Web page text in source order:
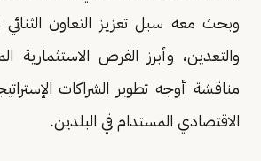
وبحث معه سبل تعزيز التعاون
والتعدين، وأبرز الفرص الاستثمارية
مناقشة أوجه تطوير الشراكات
الاقتصادي المستدام في البلدين.